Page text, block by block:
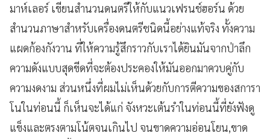
มาห์เลอร์ เขียนสำนวนดนตรีให้กับแนวเฟรนช์ฮอร์น ด้วย
สำนวนภาษาสำหรับเครื่องดนตรีชนิดนี้อย่างแท้จริง ทั้งความ
แผดก้องกังวาน ที่ให้ความรู้สึกราวกับเราได้ยินมันจากป่าลึก
ความดังแบบสุดขีดที่จะต้องประคองให้มันออกมาควบคู่กับ
ความงดงาม ส่วนหนึ่งที่ผมไม่เห็นด้วยกับการตีความของสการา
โนในท่อนนี้ ก็เห็นจะได้แก่ จังหวะเต้นรำในท่อนนี้ที่ยังฟังดู
แข็งและตรงตามโน้ตจนเกินไป จนขาดความอ่อนโยน,ขาด